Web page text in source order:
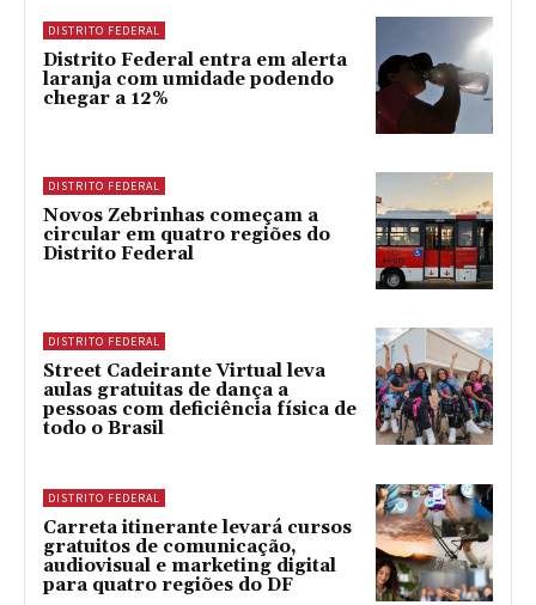
DISTRITO FEDERAL
Distrito Federal entra em alerta
laranja com umidade podendo
chegar a 12%
DISTRITO FEDERAL
Novos Zebrinhas começam a
circular em quatro regiões do
Distrito Federal
DISTRITO FEDERAL
Street Cadeirante Virtual leva
aulas gratuitas de dança a
pessoas com deficiência física de
todo o Brasil
DISTRITO FEDERAL
Carreta itinerante levará cursos
gratuitos de comunicação,
audiovisual e marketing digital
para quatro regiões do DF